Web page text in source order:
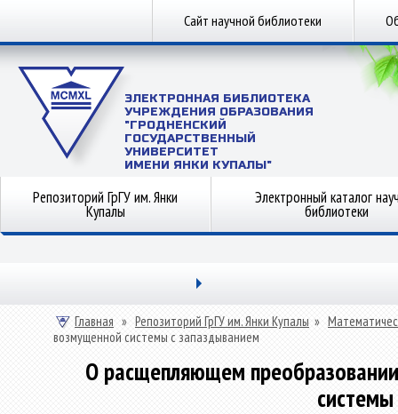
Сайт научной библиотеки
ЭЛЕКТРОННАЯ БИБЛИОТЕКА
УЧРЕЖДЕНИЯ ОБРАЗОВАНИЯ
"ГРОДНЕНСКИЙ
ГОСУДАРСТВЕННЫЙ
УНИВЕРСИТЕТ
ИМЕНИ ЯНКИ КУПАЛЫ"
Репозиторий ГрГУ им. Янки
Купалы
Электронный каталог
библиотеки
Главная » Репозиторий ГрГУ им. Янки Купалы »
возмущенной системы с запаздыванием
О расщепляющем